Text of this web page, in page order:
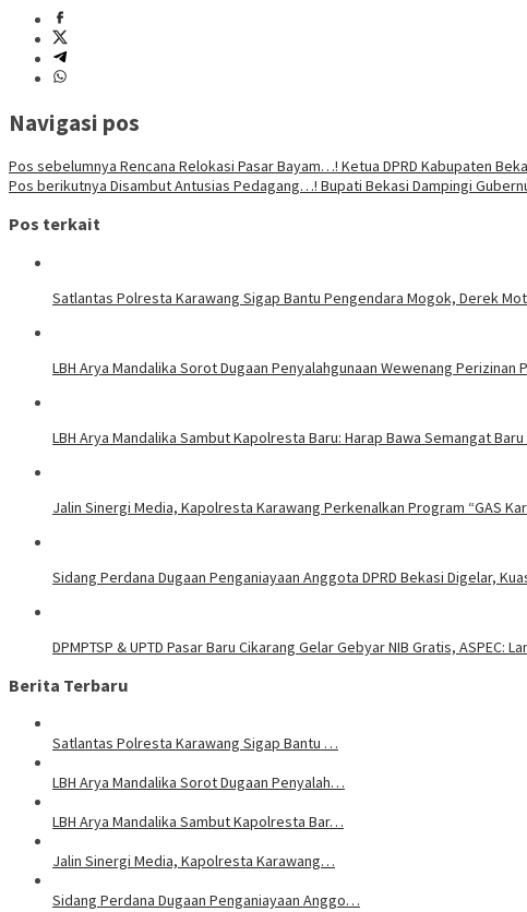
Navigasi pos
Pos sebelumnya Rencana Relokasi Pasar Bayam…! Ketua DPRD Kabupaten
Pos berikutnya Disambut Antusias Pedagang…! Bupati Bekasi Dampingi
Pos terkait
Satlantas Polresta Karawang Sigap Bantu Pengendara Mogok, Derek
LBH Arya Mandalika Sorot Dugaan Penyalahgunaan Wewenang
LBH Arya Mandalika Sambut Kapolresta Baru: Harap Bawa Semangat
Jalin Sinergi Media, Kapolresta Karawang Perkenalkan Program “GAS
Sidang Perdana Dugaan Penganiayaan Anggota DPRD Bekasi Digelar,
DPMPTSP & UPTD Pasar Baru Cikarang Gelar Gebyar NIB Gratis, ASPEC:
Berita Terbaru
Satlantas Polresta Karawang Sigap Bantu …
LBH Arya Mandalika Sorot Dugaan Penyalah…
LBH Arya Mandalika Sambut Kapolresta Bar…
Jalin Sinergi Media, Kapolresta Karawang…
Sidang Perdana Dugaan Penganiayaan Anggo…